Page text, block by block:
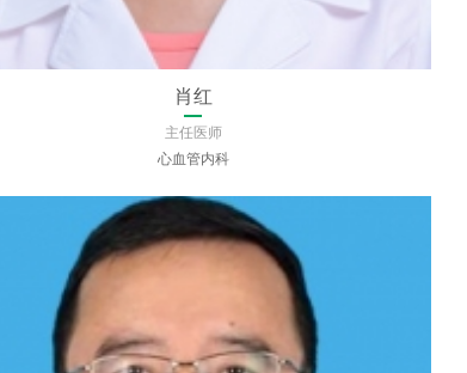
杜芹
主任医师
口腔医学中心